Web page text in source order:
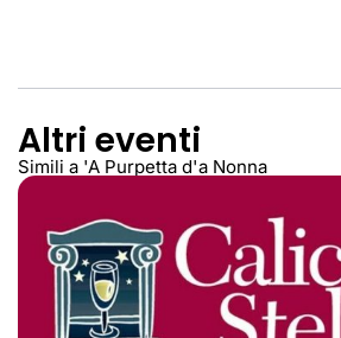
Altri eventi
Simili a 'A Purpetta d'a Nonna